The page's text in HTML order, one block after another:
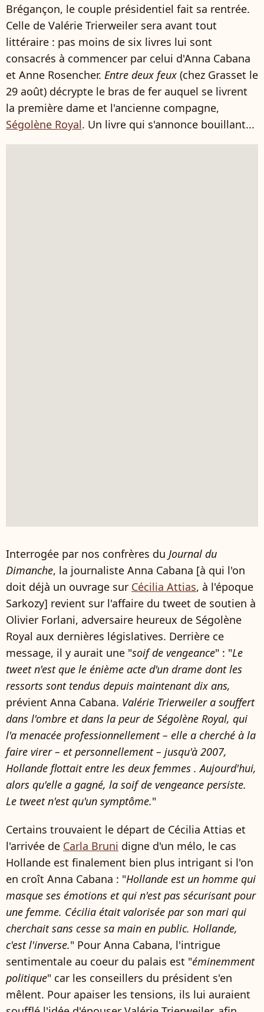
Brégançon, le couple présidentiel fait sa rentrée.
Celle de Valérie Trierweiler sera avant tout
littéraire : pas moins de six livres lui sont
consacrés à commencer par celui d'Anna Cabana
et Anne Rosencher. Entre deux feux (chez Grasset le
29 août) décrypte le bras de fer auquel se livrent
la première dame et l'ancienne compagne,
Ségolène Royal. Un livre qui s'annonce bouillant...
Interrogée par nos confrères du Journal du
Dimanche, la journaliste Anna Cabana [à qui l'on
doit déjà un ouvrage sur Cécilia Attias, à l'époque
Sarkozy] revient sur l'affaire du tweet de soutien à
Olivier Forlani, adversaire heureux de Ségolène
Royal aux dernières législatives. Derrière ce
message, il y aurait une "soif de vengeance" : "Le
tweet n'est que le énième acte d'un drame dont les
ressorts sont tendus depuis maintenant dix ans,
prévient Anna Cabana. Valérie Trierweiler a souffert
dans l'ombre et dans la peur de Ségolène Royal, qui
l'a menacée professionnellement – elle a cherché à la
faire virer – et personnellement – jusqu'à 2007,
Hollande flottait entre les deux femmes . Aujourd'hui,
alors qu'elle a gagné, la soif de vengeance persiste.
Le tweet n'est qu'un symptôme."
Certains trouvaient le départ de Cécilia Attias et
l'arrivée de Carla Bruni digne d'un mélo, le cas
Hollande est finalement bien plus intrigant si l'on
en croît Anna Cabana : "Hollande est un homme qui
masque ses émotions et qui n'est pas sécurisant pour
une femme. Cécilia était valorisée par son mari qui
cherchait sans cesse sa main en public. Hollande,
c'est l'inverse." Pour Anna Cabana, l'intrigue
sentimentale au coeur du palais est "éminemment
politique" car les conseillers du président s'en
mêlent. Pour apaiser les tensions, ils lui auraient